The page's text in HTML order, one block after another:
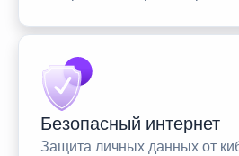
Безопасный интернет
Защита личных данных от